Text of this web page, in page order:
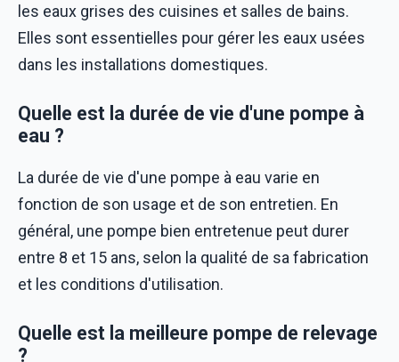
les eaux grises des cuisines et salles de bains.
Elles sont essentielles pour gérer les eaux usées
dans les installations domestiques.
Quelle est la durée de vie d'une pompe à
eau ?
La durée de vie d'une pompe à eau varie en
fonction de son usage et de son entretien. En
général, une pompe bien entretenue peut durer
entre 8 et 15 ans, selon la qualité de sa fabrication
et les conditions d'utilisation.
Quelle est la meilleure pompe de relevage
?